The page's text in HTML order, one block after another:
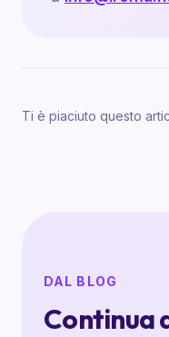
Ti è piaciuto questo
DAL BLOG
Continua